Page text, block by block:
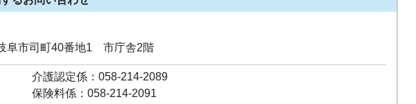
阜市司町40番地1 市庁舎2階
介護認定係：058-214-2089
保険料係：058-214-2091